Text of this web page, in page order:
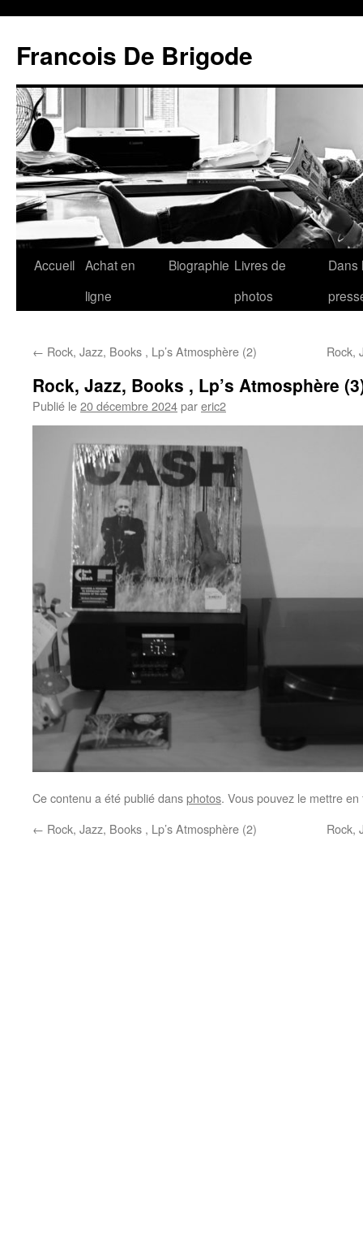
Francois De Brigode
Accueil Achat en
ligne
Biographie Livres de
photos
Dans
← Rock, Jazz, Books , Lp’s Atmosphère (2) Rock,
Rock, Jazz, Books , Lp’s Atmosphère
Publié le20 décembre 2024pareric2
Ce contenu a été publié dansphotos. Vous pouvez le mettre
← Rock, Jazz, Books , Lp’s Atmosphère (2) Rock,